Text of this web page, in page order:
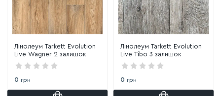
Лінолеум Tarkett Evolution
Live Wagner 2 залишок
0 грн
Лінолеум Tarkett Evolution
Live Tibo 3 залишок
0 грн